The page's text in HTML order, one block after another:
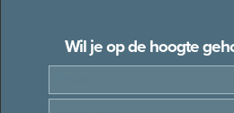
Wil je op de hoogte